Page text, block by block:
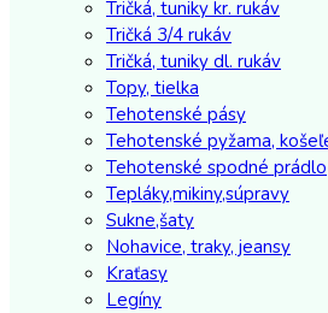
Tričká, tuniky kr. rukáv
Tričká 3/4 rukáv
Tričká, tuniky dl. rukáv
Topy, tielka
Tehotenské pásy
Tehotenské pyžama,
Tehotenské spodné prádlo
Tepláky,mikiny,súpravy
Sukne,šaty
Nohavice, traky, jeansy
Kraťasy
Legíny